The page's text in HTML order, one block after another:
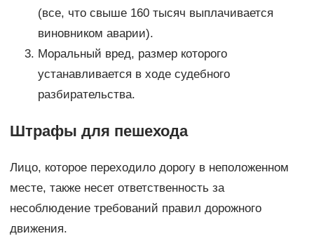
(все, что свыше 160 тысяч выплачивается
виновником аварии).
Моральный вред, размер которого
устанавливается в ходе судебного
разбирательства.
Штрафы для пешехода
Лицо, которое переходило дорогу в неположенном
месте, также несет ответственность за
несоблюдение требований правил дорожного
движения.